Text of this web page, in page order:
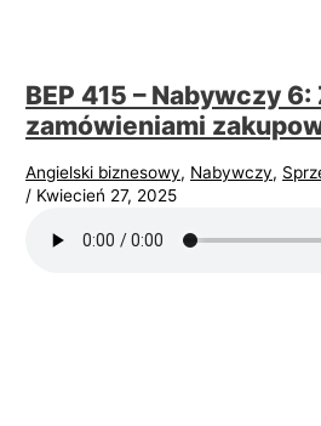
BEP 415 – Nabywczy
zamówieniami
Angielski biznesowy, Nabywczy,
/ Kwiecień 27, 2025
s
i